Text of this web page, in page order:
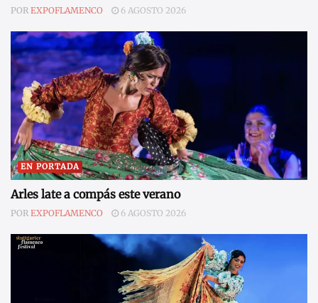
POR EXPOFLAMENCO 6 AGOSTO 2026
EN PORTADA
Arles late a compás este verano
POR EXPOFLAMENCO 6 AGOSTO 2026